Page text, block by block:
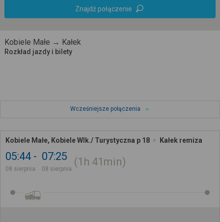
Znajdź połączenie
Kobiele Małe → Kałek
Rozkład jazdy i bilety
Wcześniejsze połączenia
Kobiele Małe, Kobiele Wlk./ Turystyczna p 18 Kałek remiza
05:44
08 sierpnia
07:25
08 sierpnia
1h 41min